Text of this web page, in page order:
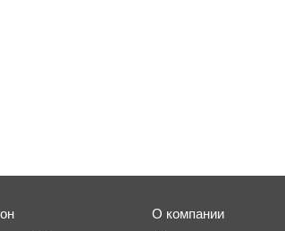
О компании